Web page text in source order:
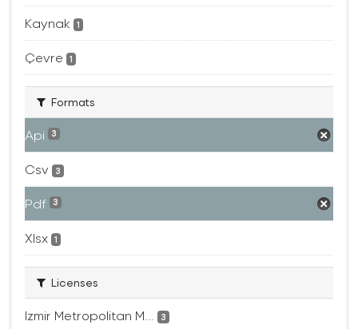
Kaynak 1
Çevre 1
Formats
Api 3
Csv 3
Pdf 3
Xlsx 1
Licenses
Izmir Metropolitan M... 3